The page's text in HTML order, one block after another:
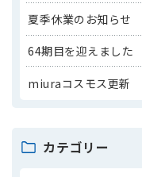
夏季休業のお知らせ
64期目を迎えました
miuraコスモス更新
カテゴリー